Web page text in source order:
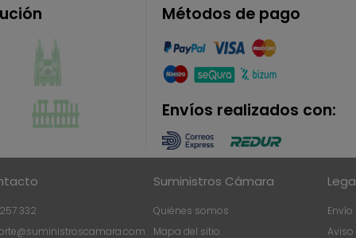
Métodos de pago
Envíos realizados con:
332
Suministros Cámara
Quiénes somos
Mapa del sitio
Envío
Aviso